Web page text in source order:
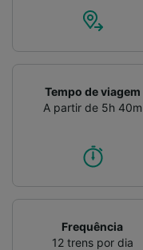
Tempo de viagem
A partir de 5h 40m
Frequência
12 trens por dia
Verificar
dispositivo para
de público e